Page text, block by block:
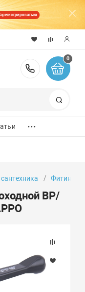
8 (800)
0
...
Фитинги
ВР/